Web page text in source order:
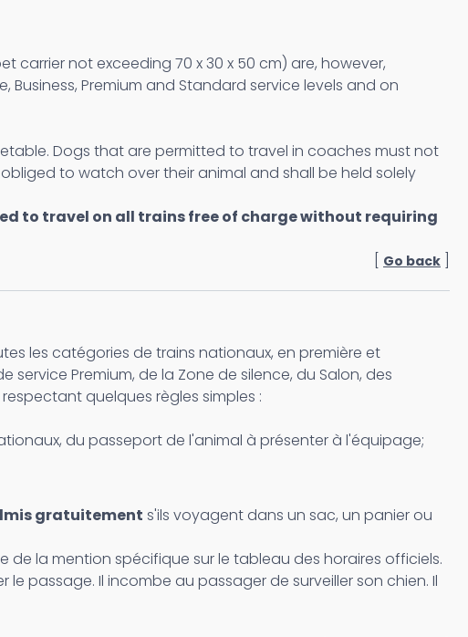
not exceeding 70 x 30 x 50 cm) are, however,
Premium and Standard service levels and on
Dogs that are permitted to travel in coaches must not
to watch over their animal and shall be held solely
to travel on all trains free of charge without requiring
Go back
les catégories de trains nationaux, en première et
service Premium, de la Zone de silence, du Salon, des
quelques règles simples :
du passeport de l'animal à présenter à l'équipage;
gratuitement s'ils voyagent dans un sac, un panier ou
la mention spécifique sur le tableau des horaires officiels.
passage. Il incombe au passager de surveiller son chien. Il